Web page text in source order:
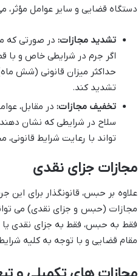
دستگاه قضایی و سایر عوامل مؤثر،
تشدید مجازات: در صورتی که
اگر جرم در شرایطی خاص و
حداکثر میزان قانونی (شش
تشدید کند.
تخفیف مجازات: در مقابل،
سلاح در شرایطی که نشان
تواند با رعایت شرایط
مجازات جزای نقدی
علاوه بر حبس، قانونگذار برای این
مجازات (حبس و جزای نقدی) می
فقط به حبس، فقط به جزای نقدی
مقام قضایی و با توجه به کلیه